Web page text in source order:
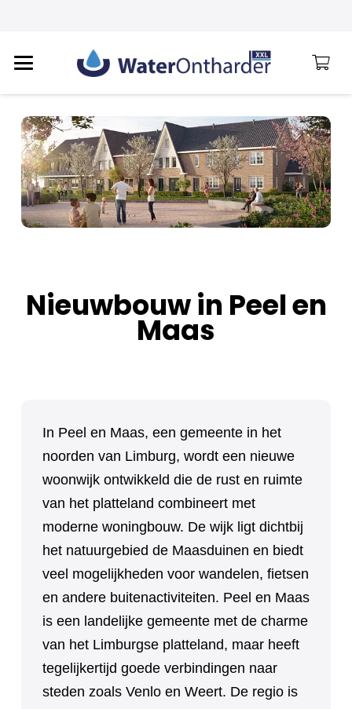
Nieuwbouw in Peel en
Maas
In Peel en Maas, een gemeente in het
noorden van Limburg, wordt een nieuwe
woonwijk ontwikkeld die de rust en ruimte
van het platteland combineert met
moderne woningbouw. De wijk ligt dichtbij
het natuurgebied de Maasduinen en biedt
veel mogelijkheden voor wandelen, fietsen
en andere buitenactiviteiten. Peel en Maas
is een landelijke gemeente met de charme
van het Limburgse platteland, maar heeft
tegelijkertijd goede verbindingen naar
steden zoals Venlo en Weert. De regio is